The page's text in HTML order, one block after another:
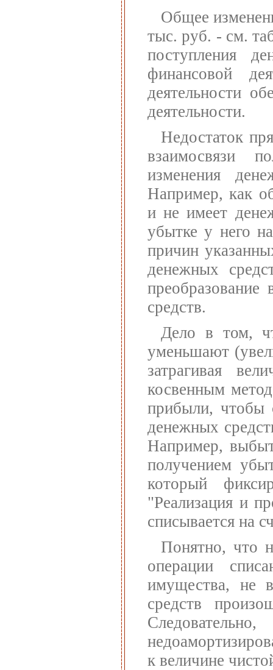
Общее
тыс. руб. - см.
поступления
финансовой
деятельности
деятельности.
Недостаток
взаимосвязи
изменения
Например, как
и не имеет
убытке у него
причин
денежных
средств.
Дело в том,
уменьшают
затрагивая
косвенным
прибыли, чтобы
денежных
Например,
получением
который
"Реализация и
списывается на
Понятно, что
операции
имущества, не
средств
к величине